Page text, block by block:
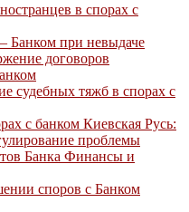
в спорах с
Банком при невыдаче
договоров
судебных тяжб в спорах с
с банком Киевская Русь:
проблемы
Банка Финансы и
споров с Банком